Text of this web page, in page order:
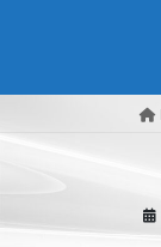
プ
動